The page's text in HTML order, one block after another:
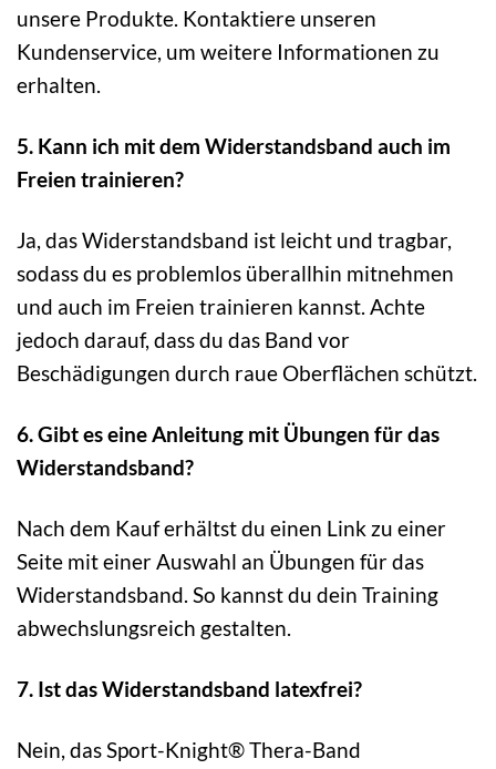
unsere Produkte. Kontaktiere unseren
Kundenservice, um weitere Informationen zu
erhalten.
5. Kann ich mit dem Widerstandsband auch im
Freien trainieren?
Ja, das Widerstandsband ist leicht und tragbar,
sodass du es problemlos überallhin mitnehmen
und auch im Freien trainieren kannst. Achte
jedoch darauf, dass du das Band vor
Beschädigungen durch raue Oberflächen schützt.
6. Gibt es eine Anleitung mit Übungen für das
Widerstandsband?
Nach dem Kauf erhältst du einen Link zu einer
Seite mit einer Auswahl an Übungen für das
Widerstandsband. So kannst du dein Training
abwechslungsreich gestalten.
7. Ist das Widerstandsband latexfrei?
Nein, das Sport-Knight® Thera-Band